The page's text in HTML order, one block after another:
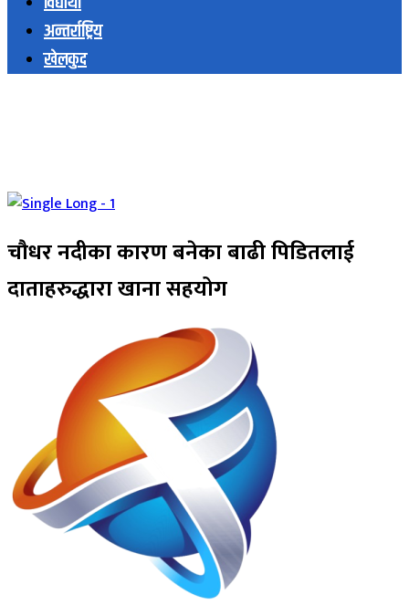
अन्तर्राष्ट्रिय
खेलकुद
चौधर नदीका कारण बनेका बाढी पिडितलाई
दाताहरुद्धारा खाना सहयोग